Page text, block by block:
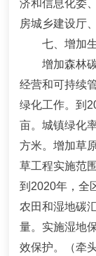
济和信息化委
房城乡建设厅
七、增加
增加森林
经营和可持续
绿化工作。到
亩。城镇绿化
方米。增加草
草工程实施范
到 2020年，全
农田和湿地碳
量。实施湿地
效保护。
（牵